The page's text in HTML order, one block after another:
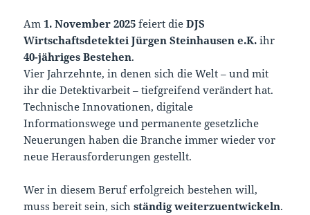
Am1. November 2025 feiert dieDJS
Wirtschaftsdetektei Jürgen Steinhausen e.K. ihr
40-jähriges Bestehen.
Vier Jahrzehnte, in denen sich die Welt – und mit
ihr die Detektivarbeit – tiefgreifend verändert hat.
Technische Innovationen, digitale
Informationswege und permanente gesetzliche
Neuerungen haben die Branche immer wieder vor
neue Herausforderungen gestellt.
Wer in diesem Beruf erfolgreich bestehen will,
muss bereit sein, sichständig weiterzuentwickeln.